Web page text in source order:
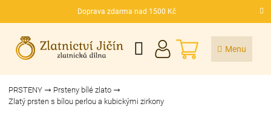
Doprava zdarma nad 1500 Kč
CZK
NÁKUPNÍ
KOŠÍK
PRSTENY
Prsteny bílé zlato
Zlatý prsten s bílou perlou a kubickými zirkony